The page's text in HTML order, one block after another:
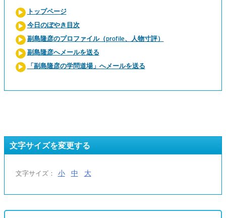
トップページ
今日のぼやき目次
副島隆彦のプロファイル（profile、人物寸評）
副島隆彦へメールを送る
「副島隆彦の学問道場」へメールを送る
文字サイズを変更する
文字サイズ： 小 中 大